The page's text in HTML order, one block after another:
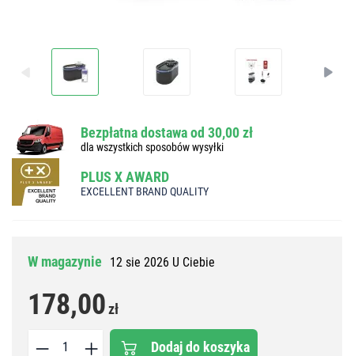
Bezpłatna dostawa od 30,00 zł
dla wszystkich sposobów wysyłki
PLUS X AWARD
EXCELLENT BRAND QUALITY
W magazynie 12 sie 2026 U Ciebie
178,00zł
Dodaj do koszyka